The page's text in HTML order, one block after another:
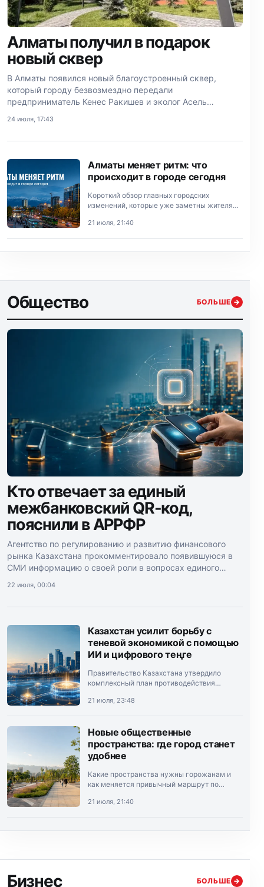
Алматы получил в подарок
новый сквер
В Алматы появился новый благоустроенный сквер,
который городу безвозмездно передали
предприниматель Кенес Ракишев и эколог Асель
24 июля, 17:43
Алматы меняет ритм: что
происходит в городе сегодня
Короткий обзор главных городских
изменений, которые уже заметны жителям
21 июля, 21:40
Общество БОЛЬШЕ →
Кто отвечает за единый
межбанковский QR-код,
пояснили в АРРФР
Агентство по регулированию и развитию финансового
рынка Казахстана прокомментировало появившуюся в
СМИ информацию о своей роли в вопросах единого
22 июля, 00:04
Казахстан усилит борьбу с
теневой экономикой с помощью
ИИ и цифрового теңге
Правительство Казахстана утвердило
комплексный план противодействия
Документ подписал премьер-министр
21 июля, 23:48
Новые общественные
пространства: где город станет
удобнее
Какие пространства нужны горожанам и
как меняется привычный маршрут по
21 июля, 21:40
Бизнес БОЛЬШЕ →